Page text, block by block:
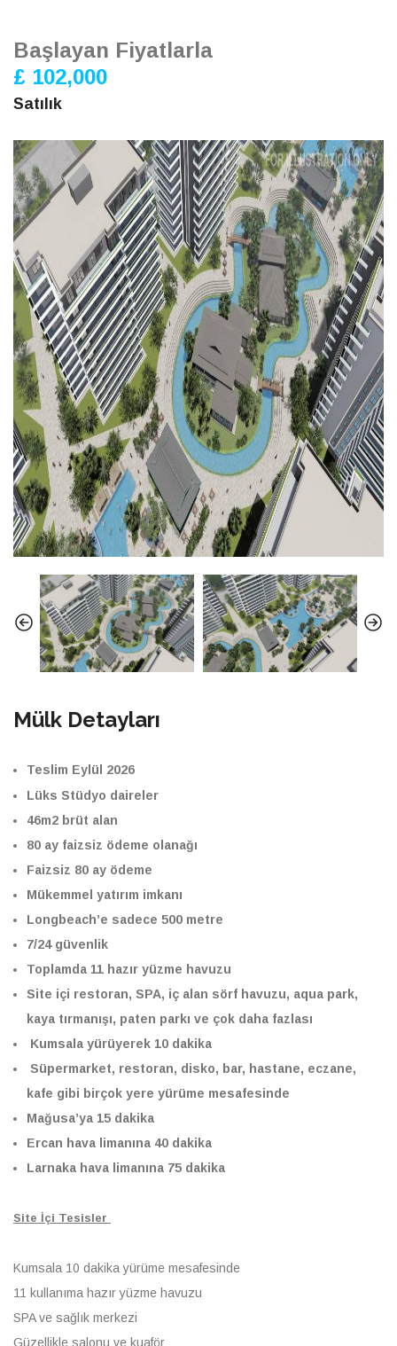
Başlayan Fiyatlarla
£ 102,000
Satılık
Mülk Detayları
Teslim Eylül 2026
Lüks Stüdyo daireler
46m2 brüt alan
80 ay faizsiz ödeme olanağı
Faizsiz 80 ay ödeme
Mükemmel yatırım imkanı
Longbeach’e sadece 500 metre
7/24 güvenlik
Toplamda 11 hazır yüzme havuzu
Site içi restoran, SPA, iç alan sörf havuzu, aqua park,
kaya tırmanışı, paten parkı ve çok daha fazlası
Kumsala yürüyerek 10 dakika
Süpermarket, restoran, disko, bar, hastane, eczane,
kafe gibi birçok yere yürüme mesafesinde
Mağusa’ya 15 dakika
Ercan hava limanına 40 dakika
Larnaka hava limanına 75 dakika
Site İçi Tesisler
Kumsala 10 dakika yürüme mesafesinde
11 kullanıma hazır yüzme havuzu
SPA ve sağlık merkezi
Güzellikle salonu ve kuaför